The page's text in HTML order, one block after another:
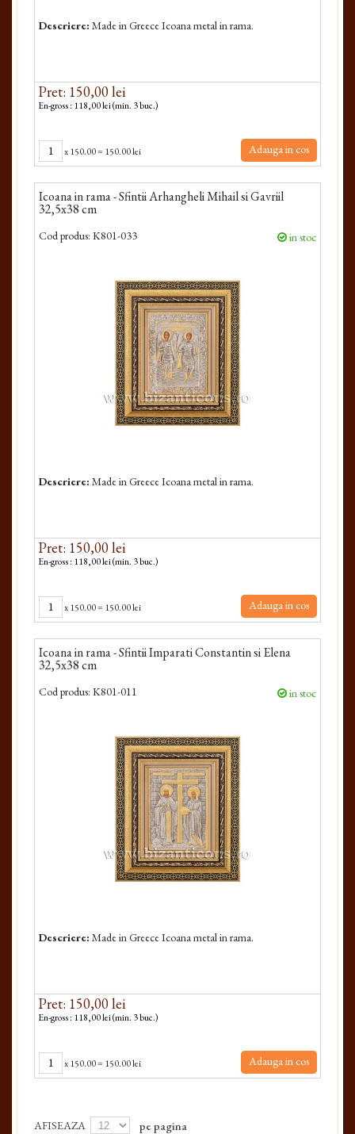
Descriere: Made in Greece Icoana metal in rama.
Pret: 150,00 lei
En-gross : 118,00 lei (min. 3 buc.)
x150.00= 150.00 lei Adauga in cos
Icoana in rama - Sfintii Arhangheli Mihail si Gavriil
32,5x38 cm
Cod produs: K801-033 in stoc
Descriere: Made in Greece Icoana metal in rama.
Pret: 150,00 lei
En-gross : 118,00 lei (min. 3 buc.)
x150.00= 150.00 lei Adauga in cos
Icoana in rama - Sfintii Imparati Constantin si Elena
32,5x38 cm
Cod produs: K801-011 in stoc
Descriere: Made in Greece Icoana metal in rama.
Pret: 150,00 lei
En-gross : 118,00 lei (min. 3 buc.)
x150.00= 150.00 lei Adauga in cos
AFISEAZA pe pagina